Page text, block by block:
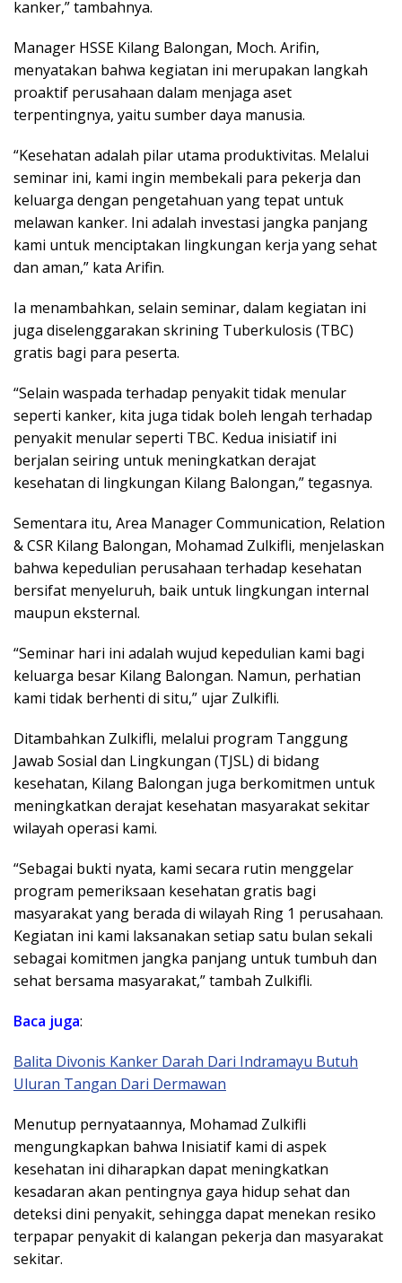
kanker,” tambahnya.
Manager HSSE Kilang Balongan, Moch. Arifin,
menyatakan bahwa kegiatan ini merupakan langkah
proaktif perusahaan dalam menjaga aset
terpentingnya, yaitu sumber daya manusia.
“Kesehatan adalah pilar utama produktivitas. Melalui
seminar ini, kami ingin membekali para pekerja dan
keluarga dengan pengetahuan yang tepat untuk
melawan kanker. Ini adalah investasi jangka panjang
kami untuk menciptakan lingkungan kerja yang sehat
dan aman,” kata Arifin.
Ia menambahkan, selain seminar, dalam kegiatan ini
juga diselenggarakan skrining Tuberkulosis (TBC)
gratis bagi para peserta.
“Selain waspada terhadap penyakit tidak menular
seperti kanker, kita juga tidak boleh lengah terhadap
penyakit menular seperti TBC. Kedua inisiatif ini
berjalan seiring untuk meningkatkan derajat
kesehatan di lingkungan Kilang Balongan,” tegasnya.
Sementara itu, Area Manager Communication, Relation
& CSR Kilang Balongan, Mohamad Zulkifli, menjelaskan
bahwa kepedulian perusahaan terhadap kesehatan
bersifat menyeluruh, baik untuk lingkungan internal
maupun eksternal.
“Seminar hari ini adalah wujud kepedulian kami bagi
keluarga besar Kilang Balongan. Namun, perhatian
kami tidak berhenti di situ,” ujar Zulkifli.
Ditambahkan Zulkifli, melalui program Tanggung
Jawab Sosial dan Lingkungan (TJSL) di bidang
kesehatan, Kilang Balongan juga berkomitmen untuk
meningkatkan derajat kesehatan masyarakat sekitar
wilayah operasi kami.
“Sebagai bukti nyata, kami secara rutin menggelar
program pemeriksaan kesehatan gratis bagi
masyarakat yang berada di wilayah Ring 1 perusahaan.
Kegiatan ini kami laksanakan setiap satu bulan sekali
sebagai komitmen jangka panjang untuk tumbuh dan
sehat bersama masyarakat,” tambah Zulkifli.
Baca juga:
Balita Divonis Kanker Darah Dari Indramayu Butuh
Uluran Tangan Dari Dermawan
Menutup pernyataannya, Mohamad Zulkifli
mengungkapkan bahwa Inisiatif kami di aspek
kesehatan ini diharapkan dapat meningkatkan
kesadaran akan pentingnya gaya hidup sehat dan
deteksi dini penyakit, sehingga dapat menekan resiko
terpapar penyakit di kalangan pekerja dan masyarakat
sekitar.